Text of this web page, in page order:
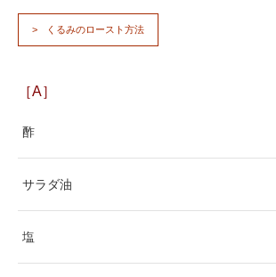
くるみのロースト方法
［A］
酢
サラダ油
塩